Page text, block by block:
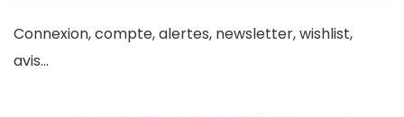
Connexion, compte, alertes, newsletter, wishlist,
avis...